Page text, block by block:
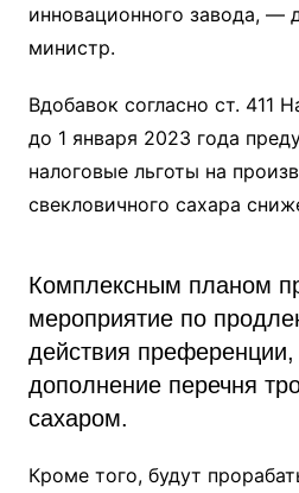
инновационного завода, —
министр.
Вдобавок согласно ст. 411
до 1 января 2023 года
налоговые льготы на
свекловичного сахара
Комплексным планом
мероприятие по
действия преференции,
дополнение перечня
сахаром.
Кроме того, будут